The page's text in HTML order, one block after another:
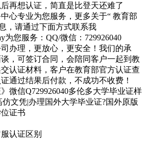
再想认证，简直是比登天还难了
心专业为您服务，更多关于“ 教育部
，请通过下面方式联系我
为您服务：QQ/微信：729926040
办理，更放心，更安全！我们的承
，可签订合同，会陪同客户一起到教
认证材料，客户在教育部官方认证查
通过结果后付款，不成功不收费！
》微信Q729926040多伦多大学毕业证样
文凭|办理国外大学毕业证?国外原版
证书
认证区别